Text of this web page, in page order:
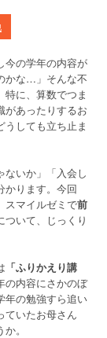
今の学年の内容が
かな…」そんな不
に、算数でつま
があったりするお
しても立ち止ま
ないか」「入会し
かります。今回
スマイルゼミで前
ついて、じっくり
「ふりかえり講
の内容にさかのぼ
年の勉強すら追い
いたお母さん
。